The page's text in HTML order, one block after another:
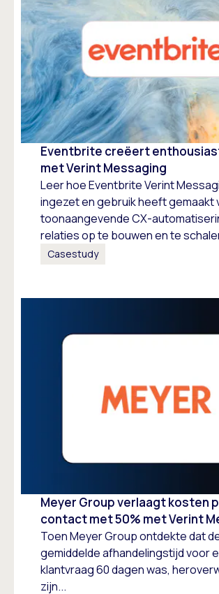
Eventbrite creëert
met Verint Messaging
Leer hoe Eventbrite Verint
ingezet en gebruik heeft gemaakt
toonaangevende CX-
relaties op te bouwen en te
Casestudy
Meyer Group verlaagt kosten
contact met 50% met Verint
Toen Meyer Group ontdekte dat
gemiddelde afhandelingstijd voor
klantvraag 60 dagen was,
zijn...